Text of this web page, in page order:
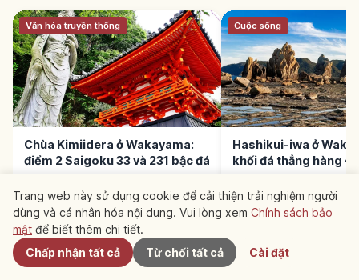
Văn hóa truyền thống
Chùa Kimiidera ở Wakayama:
điểm 2 Saigoku 33 và 231 bậc đá
Cuộc sống
Hashikui-iwa ở
khối đá thẳng hàng
ĐỌC TIẾP →
Gần đây
Trang web này sử dụng cookie để cải thiện trải nghiệm người
dùng và cá nhân hóa nội dung. Vui lòng xem Chính sách bảo
mật để biết thêm chi tiết.
Chấp nhận tất cả
Từ chối tất cả Cài đặt